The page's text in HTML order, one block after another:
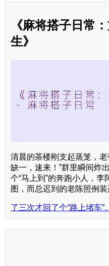
《麻将搭子日常
生》
清晨的茶楼刚支起蒸笼，
缺一，速来！”群里瞬间
个“马上到”的奔跑小人，李
图，而总迟到的老陈照例
了三次才回了个“路上堵车”。